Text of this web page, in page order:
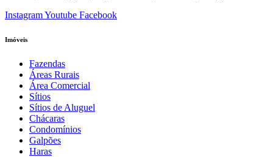
InstagramYoutube Facebook
Imóveis
Fazendas
Áreas Rurais
Área Comercial
Sítios
Sítios de Aluguel
Chácaras
Condomínios
Galpões
Haras